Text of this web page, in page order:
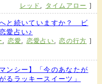
レッド , タイムアロー ]
と続いていますか？ ビ
愛占い♪
, 恋愛, 恋愛占い,恋の行方 ]
ンシー】「今のあなたが
るラッキースイーツ」